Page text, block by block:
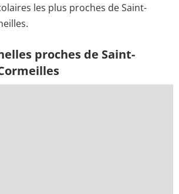
les plus proches de Saint-
proches de Saint-